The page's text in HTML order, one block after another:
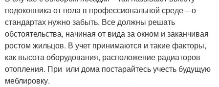
подоконника от пола в профессиональной среде – о
стандартах нужно забыть. Все должны решать
обстоятельства, начиная от вида за окном и заканчивая
ростом жильцов. В учет принимаются и такие факторы,
как высота оборудования, расположение радиаторов
отопления. При или дома постарайтесь учесть будущую
меблировку.